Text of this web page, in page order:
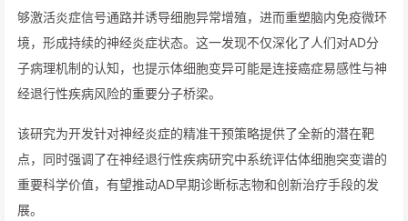
够激活炎症信号通路并诱导细胞异常增殖，进而重塑脑内免疫微环
境，形成持续的神经炎症状态。这一发现不仅深化了人们对AD分
子病理机制的认知，也提示体细胞变异可能是连接癌症易感性与神
经退行性疾病风险的重要分子桥梁。
该研究为开发针对神经炎症的精准干预策略提供了全新的潜在靶
点，同时强调了在神经退行性疾病研究中系统评估体细胞突变谱的
重要科学价值，有望推动AD早期诊断标志物和创新治疗手段的发
展。